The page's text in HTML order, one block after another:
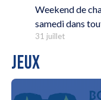
Weekend de
samedi dans
31 juillet
JEUX